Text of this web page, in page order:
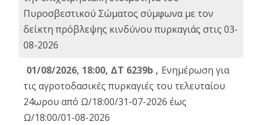
Πυροσβεστικού Σώματος σύμφωνα με τον
δείκτη πρόβλεψης κινδύνου πυρκαγιάς στις 03-
08-2026
01/08/2026, 18:00, ΔΤ 6239b , Ενημέρωση για
τις αγροτοδασικές πυρκαγιές του τελευταίου
24ωρου από Ω/18:00/31-07-2026 έως
Ω/18:00/01-08-2026